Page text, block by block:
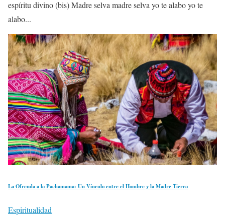
espíritu divino (bis) Madre selva madre selva yo te alabo yo te
alabo...
La Ofrenda a la Pachamama: Un Vínculo entre el Hombre y la Madre Tierra
Espiritualidad